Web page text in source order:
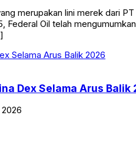
merupakan lini merek dari
Federal Oil telah
Dex Selama Arus Balik